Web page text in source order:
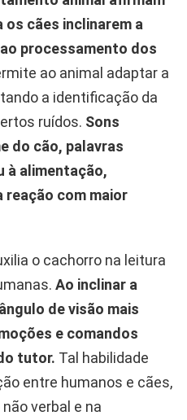
os cães inclinarem a
processamento dos
ao animal adaptar a
a identificação da
ruídos. Sons
do cão, palavras
à alimentação,
reação com maior
o cachorro na leitura
Ao inclinar a
de visão mais
e comandos
tutor. Tal habilidade
entre humanos e cães,
verbal e na